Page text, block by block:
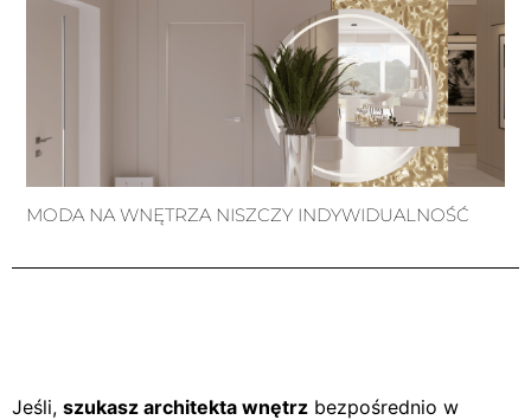
MODA NA WNĘTRZA NISZCZY INDYWIDUALNOŚĆ
Jeśli, szukasz architekta wnętrz bezpośrednio w